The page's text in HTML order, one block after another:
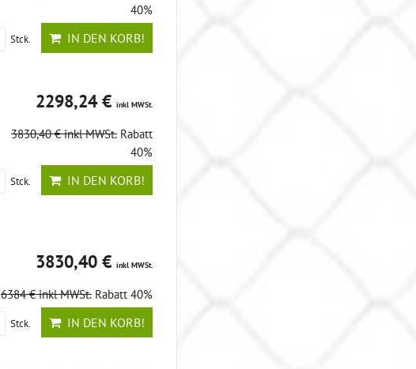
40%
Stck. IN DEN KORB!
2298,24 € inkl MWSt.
3830,40 €inkl MWSt. Rabatt
40%
Stck. IN DEN KORB!
3830,40 € inkl MWSt.
6384 €inkl MWSt. Rabatt 40%
Stck. IN DEN KORB!